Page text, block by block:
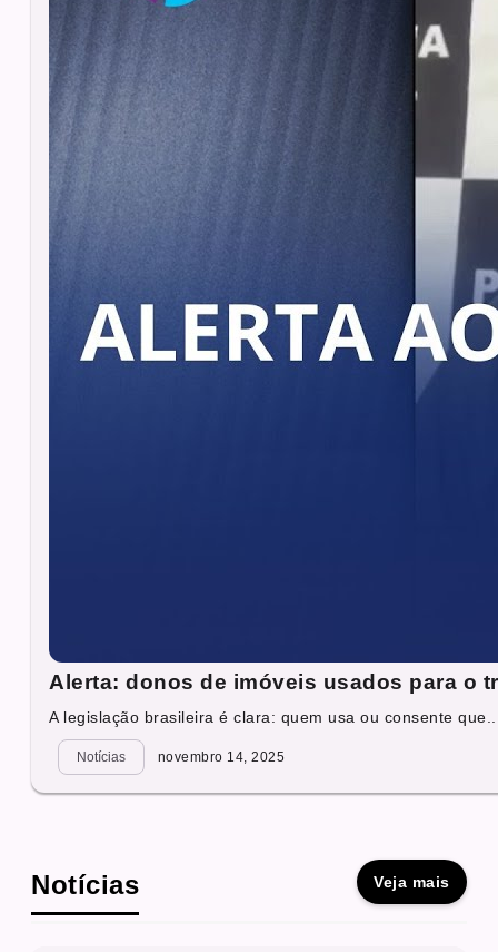
Alerta: donos de imóveis usados para o
A legislação brasileira é clara: quem usa ou consente
Notícias novembro 14, 2025
Notícias Veja mais